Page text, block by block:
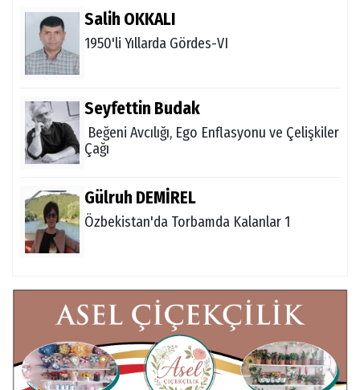
Salih OKKALI
1950'li Yıllarda Gördes-VI
Seyfettin Budak
Beğeni Avcılığı, Ego Enflasyonu ve Çelişkiler
Çağı
Gülruh DEMİREL
Özbekistan'da Torbamda Kalanlar 1
Fatma VURAL
Kanada Gezi Günlüğü
Mert AKAR